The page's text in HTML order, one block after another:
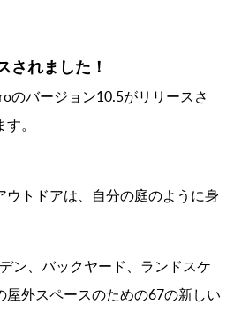
されました！
のバージョン10.5がリリースさ
。
ウトドアは、自分の庭のように身
ン、バックヤード、ランドスケ
屋外スペースのための67の新しい